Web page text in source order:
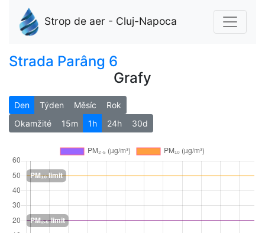
Strop de aer - Cluj-Napoca
Strada Parâng 6
Grafy
Den Týden Měsíc
Rok
Okamžité
15m 1h 24h 30d